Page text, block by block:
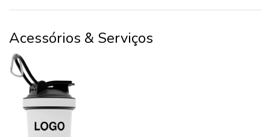
Acessórios & Serviços